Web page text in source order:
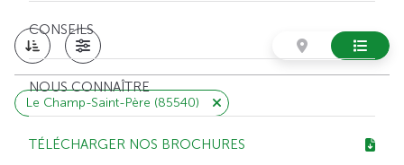
CONSEILS
NOUS CONNAÎTRE
TÉLÉCHARGER NOS BROCHURES
Le Champ-Saint-Père (85540)